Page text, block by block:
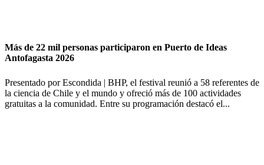
Más de 22 mil personas participaron en Puerto de Ideas
Antofagasta 2026
Presentado por Escondida | BHP, el festival reunió a 58 referentes de
la ciencia de Chile y el mundo y ofreció más de 100 actividades
gratuitas a la comunidad. Entre su programación destacó el...